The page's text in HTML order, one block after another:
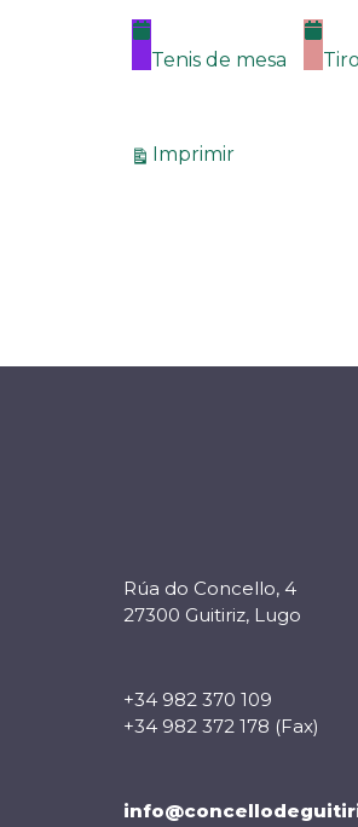
Tenis de mesa
ImprimirVistas
Rúa do Concello, 4
27300 Guitiriz, Lugo
+34 982 370 109
+34 982 372 178 (Fax)